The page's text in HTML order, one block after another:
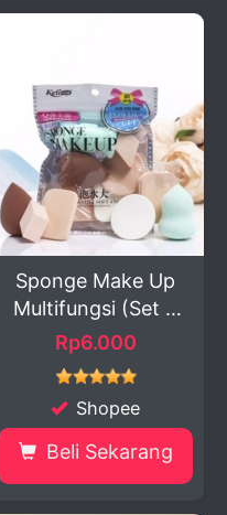
Sponge Make Up
Multifungsi (Set 6
Pc...
Rp6.000
Shopee
Beli Sekarang